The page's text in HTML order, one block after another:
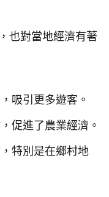
也對當地經濟有著
吸引更多遊客。
促進了農業經濟。
特別是在鄉村地